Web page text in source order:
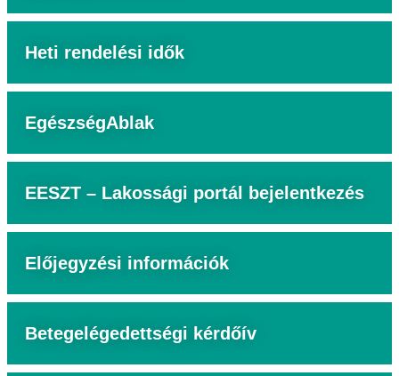
Heti rendelési idők
EgészségAblak
EESZT – Lakossági portál bejelentkezés
Előjegyzési információk
Betegelégedettségi kérdőív